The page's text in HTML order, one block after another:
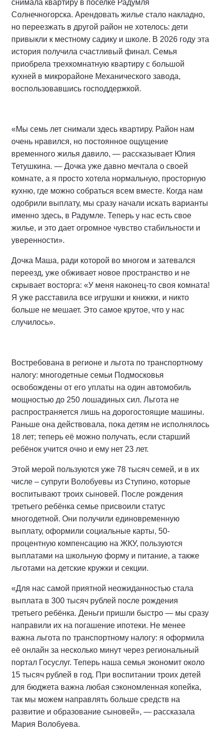
снимала квартиру в поселке Радумля
Солнечногорска. Арендовать жилье стало накладно,
но переезжать в другой район не хотелось: дети
привыкли к местному садику и школе. В 2026 году эта
история получила счастливый финал. Семья
приобрела трехкомнатную квартиру с большой
кухней в микрорайоне Механического завода,
воспользовавшись господдержкой.
«Мы семь лет снимали здесь квартиру. Район нам
очень нравился, но постоянное ощущение
временного жилья давило, — рассказывает Юлия
Тетушкина. — Дочка уже давно мечтала о своей
комнате, а я просто хотела нормальную, просторную
кухню, где можно собраться всем вместе. Когда нам
одобрили выплату, мы сразу начали искать варианты
именно здесь, в Радумле. Теперь у нас есть свое
жилье, и это дает огромное чувство стабильности и
уверенности».
Дочка Маша, ради которой во многом и затевался
переезд, уже обживает новое пространство и не
скрывает восторга: «У меня наконец-то своя комната!
Я уже расставила все игрушки и книжки, и никто
больше не мешает. Это самое крутое, что у нас
случилось».
Востребована в регионе и льгота по транспортному
налогу: многодетные семьи Подмосковья
освобождены от его уплаты на один автомобиль
мощностью до 250 лошадиных сил. Льгота не
распространяется лишь на дорогостоящие машины.
Раньше она действовала, пока детям не исполнялось
18 лет; теперь её можно получать, если старший
ребёнок учится очно и ему нет 23 лет.
Этой мерой пользуются уже 78 тысяч семей, и в их
числе – супруги Волобуевы из Ступино, которые
воспитывают троих сыновей. После рождения
третьего ребёнка семье присвоили статус
многодетной. Они получили единовременную
выплату, оформили социальные карты, 50-
процентную компенсацию на ЖКУ, пользуются
выплатами на школьную форму и питание, а также
льготами на детские кружки и секции.
«Для нас самой приятной неожиданностью стала
выплата в 300 тысяч рублей после рождения
третьего ребёнка. Деньги пришли быстро — мы сразу
направили их на погашение ипотеки. Не менее
важна льгота по транспортному налогу: я оформила
её онлайн за несколько минут через региональный
портал Госуслуг. Теперь наша семья экономит около
15 тысяч рублей в год. При воспитании троих детей
для бюджета важна любая сэкономленная копейка,
так мы можем направлять больше средств на
развитие и образование сыновей», — рассказала
Мария Волобуева.